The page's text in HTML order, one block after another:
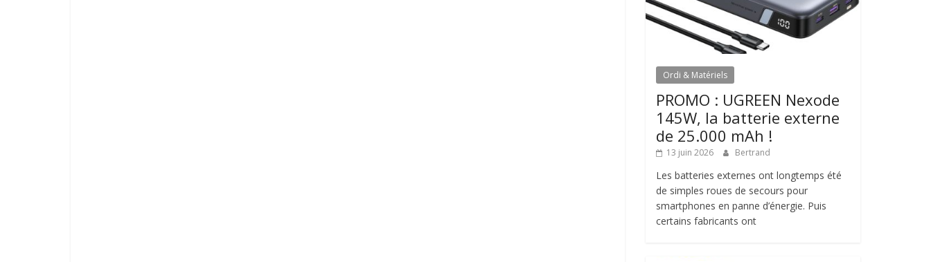
Ordi & Matériels
PROMO : UGREEN Nexode
145W, la batterie externe
de 25.000 mAh !
13 juin 2026 Bertrand
Les batteries externes ont longtemps été
de simples roues de secours pour
smartphones en panne d’énergie. Puis
certains fabricants ont